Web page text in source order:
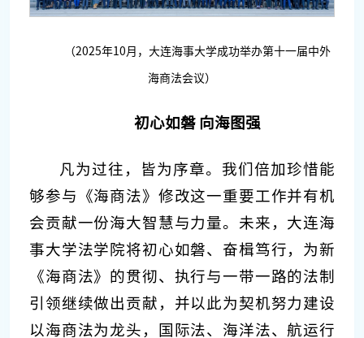
（2025年10月，大连海事大学成功举办第十一届中外
海商法会议）
初心如磐 向海图强
凡为过往，皆为序章。我们倍加珍惜能
够参与《海商法》修改这一重要工作并有机
会贡献一份海大智慧与力量。未来，大连海
事大学法学院将初心如磐、奋楫笃行，为新
《海商法》的贯彻、执行与一带一路的法制
引领继续做出贡献，并以此为契机努力建设
以海商法为龙头，国际法、海洋法、航运行